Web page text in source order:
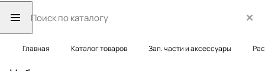
Главная Каталог товаров Зап. части и аксессуары